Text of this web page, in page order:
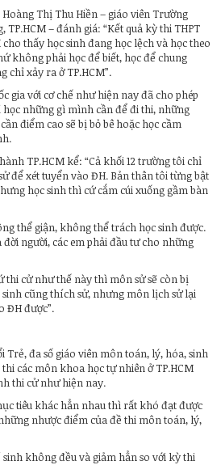
Thị Thu Hiền – giáo viên Trường
TP.HCM – đánh giá: “Kết quả kỳ thi THPT
cho thấy học sinh đang học lệch và học theo
không phải học để biết, học để chung
chỉ xảy ra ở TP.HCM”.
gia với cơ chế như hiện nay đã cho phép
học những gì mình cần để đi thi, những
điểm cao sẽ bị bỏ bê hoặc học cầm
TP.HCM kể: “Cả khối 12 trường tôi chỉ
để xét tuyển vào ĐH. Bản thân tôi từng bật
học sinh thì cứ cắm cúi xuống gầm bàn
thể giận, không thể trách học sinh được.
người, các em phải đầu tư cho những
thi cử như thế này thì môn sử sẽ còn bị
cũng thích sử, nhưng môn lịch sử lại
ĐH được”.
Trẻ, đa số giáo viên môn toán, lý, hóa, sinh
các môn khoa học tự nhiên ở TP.HCM
thi cử như hiện nay.
tiêu khác hẳn nhau thì rất khó đạt được
nhược điểm của đề thi môn toán, lý,
không đều và giảm hẳn so với kỳ thi